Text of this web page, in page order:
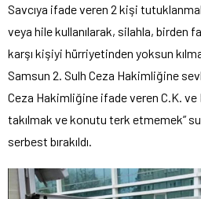
Savcıya ifade veren 2 kişi
veya hile kullanılarak, silahla, birden
karşı kişiyi hürriyetinden yoksun
Samsun 2. Sulh Ceza Hakimliğine
Ceza Hakimliğine ifade veren C.K.
takılmak ve konutu terk etmemek”
serbest bırakıldı.